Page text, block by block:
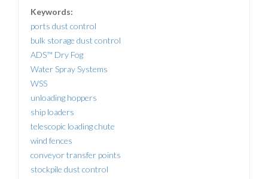
Keywords:
ports dust control
bulk storage dust control
ADS™ Dry Fog
Water Spray Systems
WSS
unloading hoppers
ship loaders
telescopic loading chute
wind fences
conveyor transfer points
stockpile dust control